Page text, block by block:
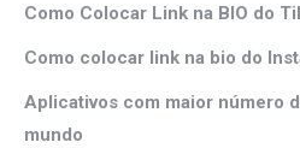
Como Colocar Link na BIO do
Como colocar link na bio do
Aplicativos com maior número
mundo